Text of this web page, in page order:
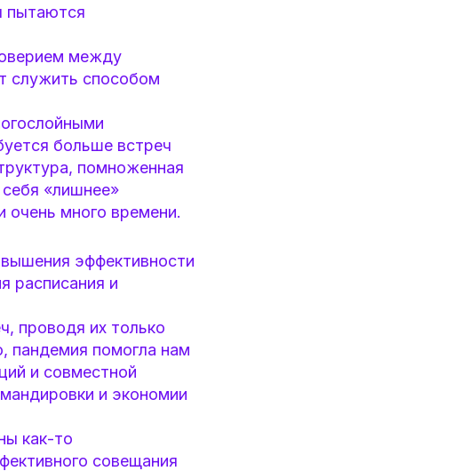
пытаются
между
служить способом
больше встреч
помноженная
«лишнее»
очень много времени.
эффективности
расписания и
проводя их только
пандемия помогла нам
и совместной
и экономии
как-то
совещания